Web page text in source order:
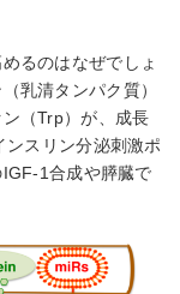
るのはなぜでしょ
乳清タンパク質）
（Trp）が、成長
スリン分泌刺激ポ
1合成や膵臓で